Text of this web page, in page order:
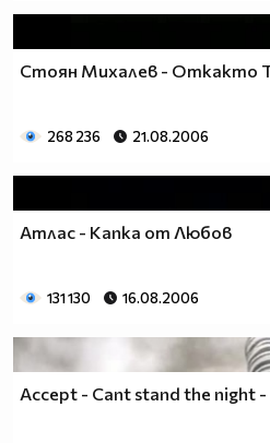
Стоян Михалев - Откакто
268 236 21.08.2006
Атлас - Капка от Любов
131 130 16.08.2006
Accept - Cant stand the night